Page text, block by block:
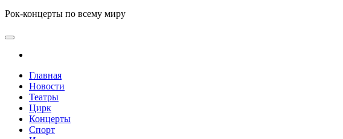
Рок-концерты по всему миру
Главная
Новости
Театры
Цирк
Концерты
Спорт